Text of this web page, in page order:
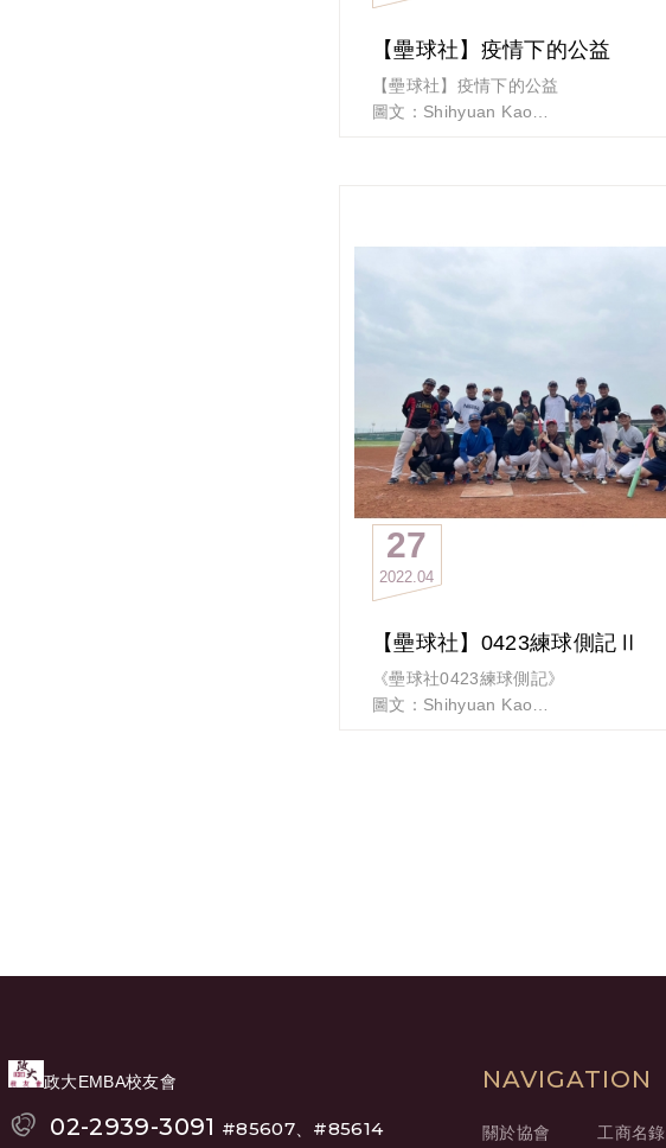
是說凸台僅三個名額
到底誰能站上去呢？
且讓我們先來看看
玩水社的學長姐們
【壘球社】疫情下的公益
【壘球社】疫情下的公益
圖文：Shihyuan Kao
大家也辛苦了，彼此保重！
27
04
2022
【壘球社】0423練球側記Ⅱ
《壘球社0423練球側記》
圖文：Shihyuan Kao
政大EMBA校友會
02-2939-3091 #85607、#85614
NAVIGATION
關於協會 工商名錄